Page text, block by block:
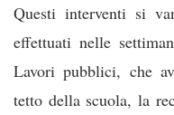
Questi interventi si
effettuati nelle
Lavori pubblici, che
tetto della scuola, la